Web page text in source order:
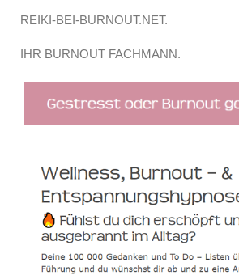
REIKI-BEI-BURNOUT.NET.
IHR BURNOUT FACHMANN.